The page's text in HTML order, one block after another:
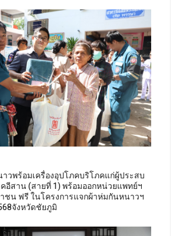
วพร้อมเครื่องอุปโภคบริโภคแก่ผู้ประสบ
อีสาน (สายที่ 1) พร้อมออกหน่วยแพทย์ฯ
ชน ฟรี ในโครงการแจกผ้าห่มกันหนาวฯ
จังหวัดชัยภูมิ